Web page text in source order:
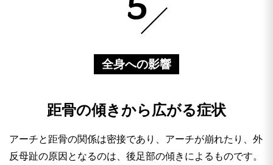
全身への影響
距骨の傾きから広がる症状
アーチと距骨の関係は密接であり、アーチが崩れたり、外
反母趾の原因となるのは、後足部の傾きによるものです。